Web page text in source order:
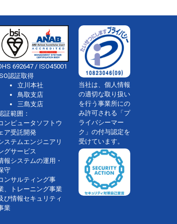
692647 / ISO45001
認証取得
立川本社
鳥取支店
三島支店
証範囲：
ンピュータソフトウ
ア受託開発
ステムエンジニアリ
グサービス
報システムの運用・
守
ンサルティング事
、トレーニング事業
び情報セキュリティ
業
当社は、個人情報
の適切な取り扱い
を行う事業所にの
み許可される「プ
ライバシーマー
ク」の付与認定を
受けています。